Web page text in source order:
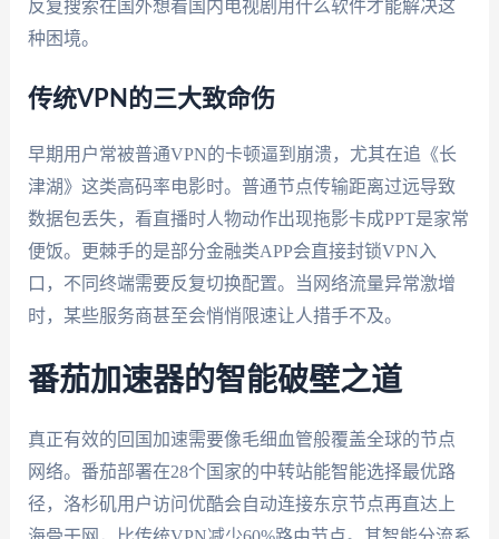
反复搜索在国外想看国内电视剧用什么软件才能解决这
种困境。
传统VPN的三大致命伤
早期用户常被普通VPN的卡顿逼到崩溃，尤其在追《长
津湖》这类高码率电影时。普通节点传输距离过远导致
数据包丢失，看直播时人物动作出现拖影卡成PPT是家常
便饭。更棘手的是部分金融类APP会直接封锁VPN入
口，不同终端需要反复切换配置。当网络流量异常激增
时，某些服务商甚至会悄悄限速让人措手不及。
番茄加速器的智能破壁之道
真正有效的回国加速需要像毛细血管般覆盖全球的节点
网络。番茄部署在28个国家的中转站能智能选择最优路
径，洛杉矶用户访问优酷会自动连接东京节点再直达上